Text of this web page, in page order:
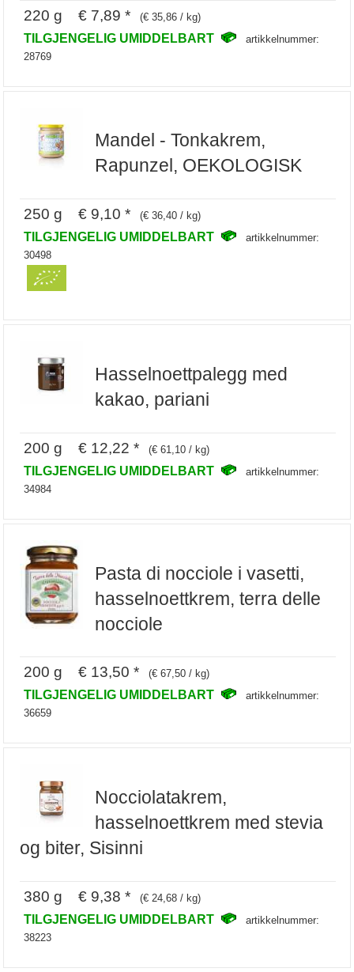
220 g € 7,89 * (€ 35,86 / kg)
TILGJENGELIG UMIDDELBART
artikkelnummer:
28769
Mandel - Tonkakrem,
Rapunzel, OEKOLOGISK
250 g € 9,10 * (€ 36,40 / kg)
TILGJENGELIG UMIDDELBART
artikkelnummer:
30498
Hasselnoettpalegg med
kakao, pariani
200 g € 12,22 * (€ 61,10 / kg)
TILGJENGELIG UMIDDELBART
artikkelnummer:
34984
Pasta di nocciole i vasetti,
hasselnoettkrem, terra delle
nocciole
200 g € 13,50 * (€ 67,50 / kg)
TILGJENGELIG UMIDDELBART
artikkelnummer:
36659
Nocciolatakrem,
hasselnoettkrem med stevia
og biter, Sisinni
380 g € 9,38 * (€ 24,68 / kg)
TILGJENGELIG UMIDDELBART
artikkelnummer:
38223